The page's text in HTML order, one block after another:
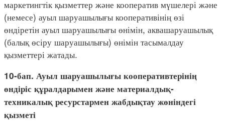
маркетингтік қызметтер және кооператив мүшелері және
(немесе) ауыл шаруашылығы кооперативінің өзі
өндіретін ауыл шаруашылығы өнімін, аквашаруашылық
(балық өсіру шаруашылығы) өнімін тасымалдау
қызметтері жатады.
10-бап. Ауыл шаруашылығы кооперативтерінің
өндіріс құралдарымен және материалдық-
техникалық ресурстармен жабдықтау жөніндегі
қызметі